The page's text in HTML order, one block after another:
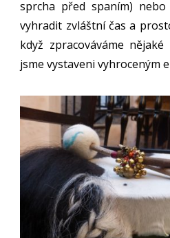
sprcha před spaním)
vyhradit zvláštní čas a
když zpracováváme
jsme vystaveni vyhroceným